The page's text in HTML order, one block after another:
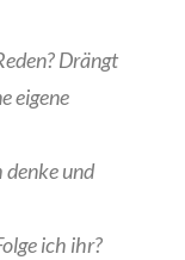
Drängt
eigene
denke und
ich ihr?